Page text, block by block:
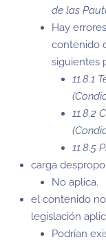
de las
Hay
contenido
siguientes
11.8.1
11.8.2
11.8.5
carga
No aplica.
el contenido
legislación
Podrían